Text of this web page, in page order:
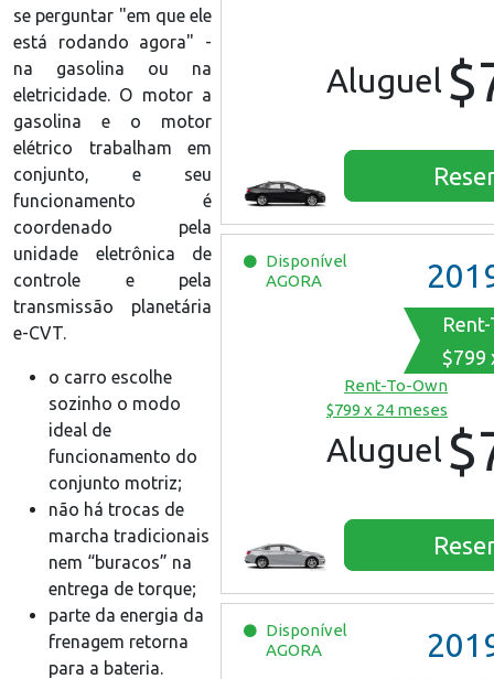
Aluguel
Disponível
AGORA
$799
Rent-To-Own
$799 x 24 meses
Aluguel
Disponível
AGORA
se perguntar "em que ele
está rodando agora" -
na gasolina ou na
eletricidade. O motor a
gasolina e o motor
elétrico trabalham em
conjunto, e seu
funcionamento é
coordenado pela
unidade eletrônica de
controle e pela
transmissão planetária
e-CVT.
o carro escolhe
sozinho o modo
ideal de
funcionamento do
conjunto motriz;
não há trocas de
marcha tradicionais
nem “buracos” na
entrega de torque;
parte da energia da
frenagem retorna
para a bateria.